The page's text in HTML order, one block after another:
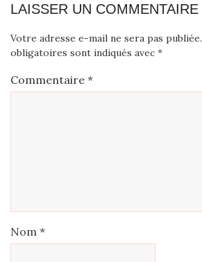
LAISSER UN COMMENTAIRE
Votre adresse e-mail ne sera pas publiée.
obligatoires sont indiqués avec *
Commentaire *
Nom *